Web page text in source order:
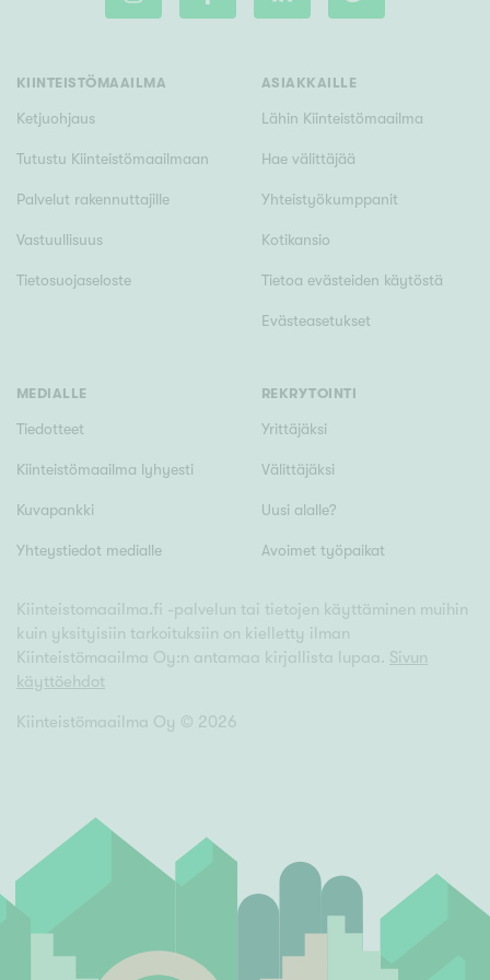
Uudiskohteet
Kunto
Hyvä
Ominaisuudet
Hissi
Järvi- tai merinäköala
Parveke
Senioriasunto
KIINTEISTÖMAAILMA
Ketjuohjaus
Tutustu Kiinteistömaailmaan
Palvelut rakennuttajille
Vastuullisuus
Tietosuojaseloste
ASIAKKAILLE
Lähin Kiinteistömaailma
Hae välittäjää
Yhteistyökumppanit
Kotikansio
Tietoa evästeiden käytöstä
Evästeasetukset
MEDIALLE
Tiedotteet
Kiinteistömaailma lyhyesti
Kuvapankki
Yhteystiedot medialle
REKRYTOINTI
Yrittäjäksi
Välittäjäksi
Uusi alalle?
Avoimet työpaikat
Kiinteistomaailma.fi -palvelun tai tietojen käyttäminen muihin
kuin yksityisiin tarkoituksiin on kielletty ilman
Kiinteistömaailma Oy:n antamaa kirjallista lupaa. Sivun
käyttöehdot
Kiinteistömaailma Oy © 2026